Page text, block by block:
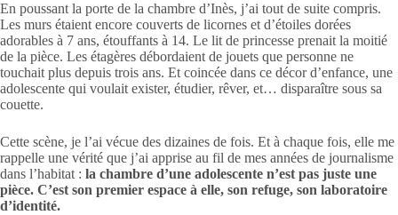
En poussant la porte de la chambre d’Inès, j’ai tout de suite compris.
Les murs étaient encore couverts de licornes et d’étoiles dorées
adorables à 7 ans, étouffants à 14. Le lit de princesse prenait la moitié
de la pièce. Les étagères débordaient de jouets que personne ne
touchait plus depuis trois ans. Et coincée dans ce décor d’enfance, une
adolescente qui voulait exister, étudier, rêver, et… disparaître sous sa
couette.
Cette scène, je l’ai vécue des dizaines de fois. Et à chaque fois, elle me
rappelle une vérité que j’ai apprise au fil de mes années de journalisme
dans l’habitat : la chambre d’une adolescente n’est pas juste une
pièce. C’est son premier espace à elle, son refuge, son laboratoire
d’identité.